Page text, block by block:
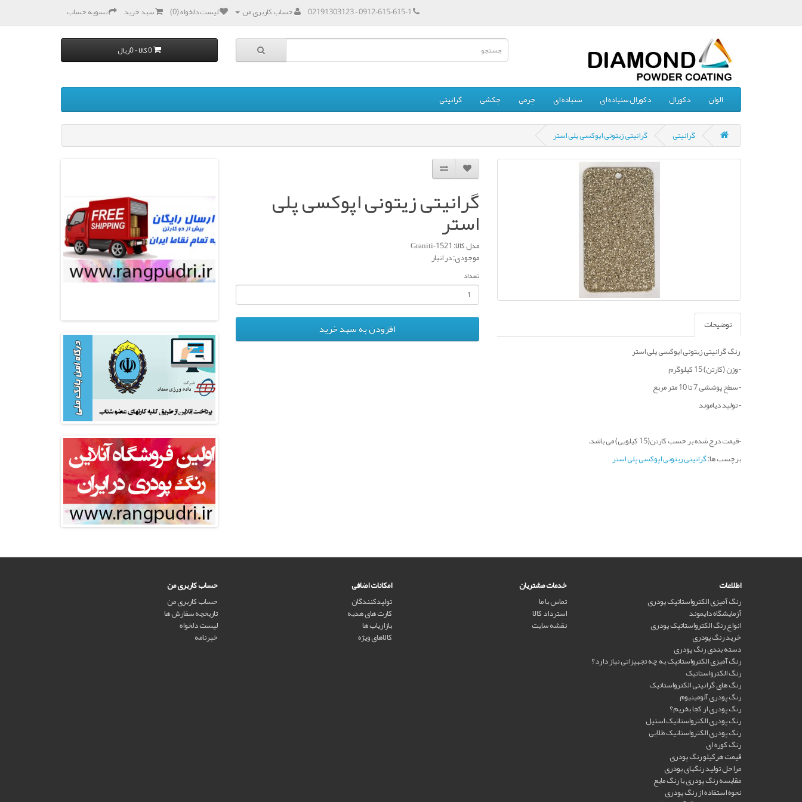
0912-615-615-1 - 02191303123 حساب کاربری من لیست دلخواه (0) سبد خرید تسویه حساب
0 کالا - 0ریال
الوان دکورال دکورال سنباده ای سنباده ای چرمی چکشی گرانیتی
گرانیتی گرانیتی زیتونی اپوکسی پلی استر
توضیحات
رنگ گرانیتی زیتونی اپوکسی پلی استر
- وزن (کارتن) 15 کیلوگرم
- سطح پوششی 7 تا 10 متر مربع
- تولید دیاموند
-قیمت درج شده بر حسب کارتن(15 کیلویی) می باشد.
گرانیتی زیتونی اپوکسی پلی
استر
مدل کالا: Graniti-1521
موجودی: در انبار
تعداد
افزودن به سبد خرید
برچسب ها:گرانیتی زیتونی اپوکسی پلی استر
اطلاعات
رنگ آمیزی الکترواستاتیک پودری
آزمایشگاه دایموند
انواع رنگ الکترواستاتیک پودری
خرید رنگ پودری
دسته بندی رنگ پودری
رنگ آمیزی الکترواستاتیک به چه تجهیزاتی نیاز دارد؟
رنگ الکترواستاتیک
رنگ های گرانیتی الکترواستاتیک
رنگ پودری آلومینیوم
رنگ پودری از کجا بخریم؟
رنگ پودری الکترواستاتیک استیل
رنگ پودری الکترواستاتیک طلایی
رنگ کوره ای
قیمت هرکیلو رنگ پودری
مراحل تولید رنگهای پودری
مقایسه رنگ پودری با رنگ مایع
نحوه استفاده از رنگ پودری
خدمات مشتریان
تماس با ما
استرداد کالا
نقشه سایت
امکانات اضافی
تولیدکنندگان
کارت های هدیه
بازاریاب ها
کالاهای ویژه
حساب کاربری من
حساب کاربری من
تاریخچه سفارش ها
لیست دلخواه
خبرنامه